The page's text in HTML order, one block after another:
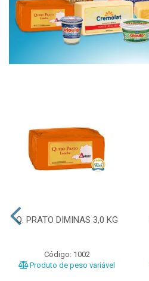
Q. PRATO DIMINAS 3,0 KG
Código: 1002
Produto de peso variável